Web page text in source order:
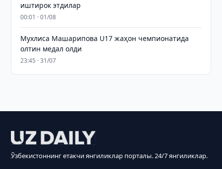
иштирок этдилар
00:01 · 01/08
Мухлиса Машарипова U17 жаҳон чемпионатида
олтин медал олди
23:45 · 31/07
Ўзбекистоннинг етакчи янгиликлар порталы. 24/7 янгиликлар.